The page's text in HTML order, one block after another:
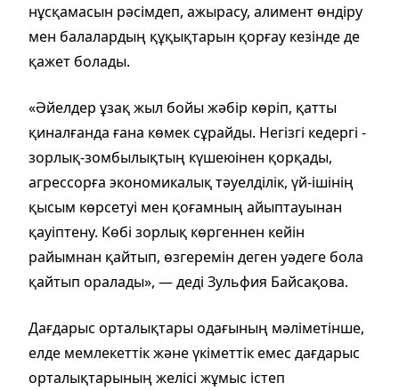
нұсқамасын рәсімдеп, ажырасу, алимент өндіру
мен балалардың құқықтарын қорғау кезінде де
қажет болады.
«Әйелдер ұзақ жыл бойы жәбір көріп, қатты
қиналғанда ғана көмек сұрайды. Негізгі кедергі -
зорлық-зомбылықтың күшеюінен қорқады,
агрессорға экономикалық тәуелділік, үй-ішінің
қысым көрсетуі мен қоғамның айыптауынан
қауіптену. Көбі зорлық көргеннен кейін
райымнан қайтып, өзгеремін деген уәдеге бола
қайтып оралады», — деді Зульфия Байсақова.
Дағдарыс орталықтары одағының мәліметінше,
елде мемлекеттік және үкіметтік емес дағдарыс
орталықтарының желісі жұмыс істеп